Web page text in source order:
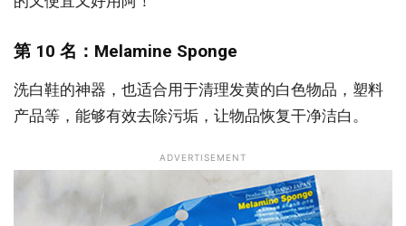
第 10 名：Melamine Sponge
洗白鞋的神器，也适合用于清理发黄的白色物品，塑料
产品等，能够有效去除污垢，让物品恢复干净洁白。
ADVERTISEMENT